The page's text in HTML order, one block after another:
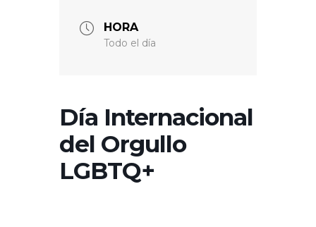
HORA
Todo el día
Día Internacional
del Orgullo
LGBTQ+